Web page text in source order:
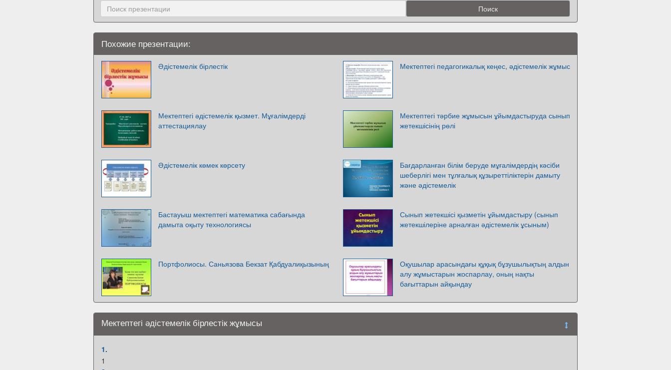
Похожие презентации:
Әдістемелік бірлестік Мектептегі педагогикалық кеңес, әдістемелік жұмыс
Мектептегі әдістемелік қызмет. Мұғалімдерді
аттестациялау
Мектептегі тәрбие жұмысын ұйымдастыруда сынып
жетекшісінің рөлі
Әдістемелік көмек көрсету
Бағдарланған білім беруде мұғалімдердің кәсіби
шеберлігі мен тұлғалық құзыреттіліктерін дамыту
және әдістемелік
Бастауыш мектептегі математика сабағында
дамыта оқыту технологиясы
Сынып жетекшісі қызметін ұйымдастыру (сынып
жетекшілеріне арналған әдістемелік ұсыным)
Портфолиосы. Саньязова Бекзат Қабдуалиқызының
Оқушылар арасындағы құқық бұзушылықтың алдын
алу жұмыстарын жоспарлау, оның нақты
бағыттарын айқындау
Мектептегі әдістемелік бірлестік жұмысы
1.
1